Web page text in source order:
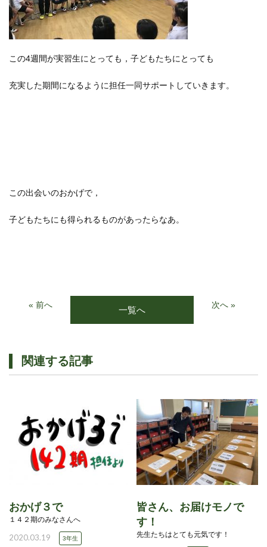
この4週間が実習生にとっても，子どもたちにとっても
充実した期間になるように担任一同サポートしていきます。
この出会いのおかげで，
子どもたちにも得られるものがあったらなあ。
« 前へ 一覧へ 次へ »
関連する記事
おかげ３で
１４２期のみなさんへ
2020.03.19 3年生
皆さん、お届けモノで
す！
先生たちはとても元気です！